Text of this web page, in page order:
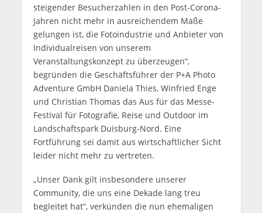
steigender Besucherzahlen in den Post-Corona-
Jahren nicht mehr in ausreichendem Maße
gelungen ist, die Fotoindustrie und Anbieter von
Individualreisen von unserem
Veranstaltungskonzept zu überzeugen“,
begründen die Geschäftsführer der P+A Photo
Adventure GmbH Daniela Thies, Winfried Enge
und Christian Thomas das Aus für das Messe-
Festival für Fotografie, Reise und Outdoor im
Landschaftspark Duisburg-Nord. Eine
Fortführung sei damit aus wirtschaftlicher Sicht
leider nicht mehr zu vertreten.
„Unser Dank gilt insbesondere unserer
Community, die uns eine Dekade lang treu
begleitet hat“, verkünden die nun ehemaligen